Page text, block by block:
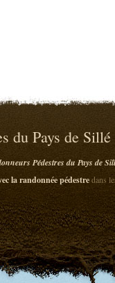
du Pays de Sillé
Pédestres du Pays de
la randonnée pédestredans